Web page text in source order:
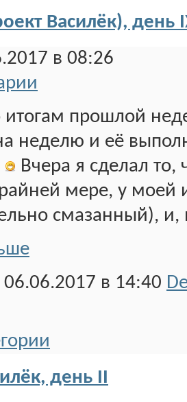
Василёк), день
в 08:26
итогам прошлой
неделю и её
Вчера я сделал то,
мере, у моей
смазанный),
в 14:40
день II